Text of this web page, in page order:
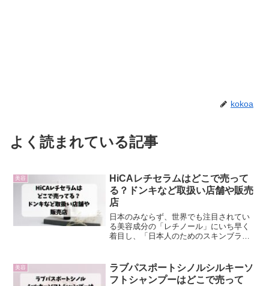
kokoa
よく読まれている記事
美容
HiCAレチセラムはどこで売って
る？ドンキなど取扱い店舗や販売
店
日本のみならず、世界でも注目されてい
る美容成分の「レチノール」にいち早く
着目し、「日本人のためのスキンブラン
が皮膚科医と共同開発を行い、お肌のハ
リやツヤをサポー...
美容
ラブパスポートシノルシルキーソ
フトシャンプーはどこで売って